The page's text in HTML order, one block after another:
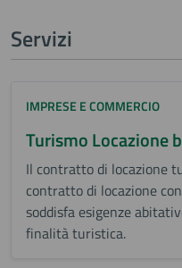
Servizi
IMPRESE E COMMERCIO
Turismo Locazione
Il contratto di locazione
contratto di locazione
soddisfa esigenze
finalità turistica.